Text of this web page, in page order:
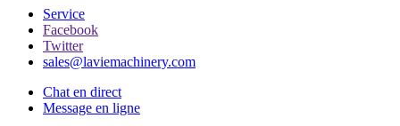
Service
Facebook
Twitter
sales@laviemachinery.com
Chat en direct
Message en ligne